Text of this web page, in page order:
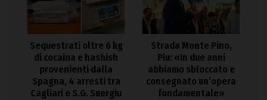
Sequestrati oltre 6 kg
di cocaina e hashish
provenienti dalla
Spagna, 4 arresti tra
Cagliari e S.G. Suergiu
Strada Monte Pino,
Piu: «In due anni
abbiamo sbloccato e
consegnato un’opera
fondamentale»